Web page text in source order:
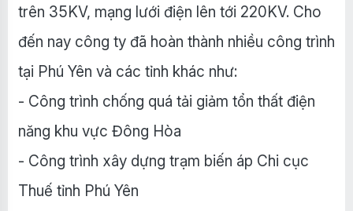
trên 35KV, mạng lưới điện lên tới 220KV. Cho
đến nay công ty đã hoàn thành nhiều công trình
tại Phú Yên và các tỉnh khác như:
- Công trình chống quá tải giảm tổn thất điện
năng khu vực Đông Hòa
- Công trình xây dựng trạm biến áp Chi cục
Thuế tỉnh Phú Yên